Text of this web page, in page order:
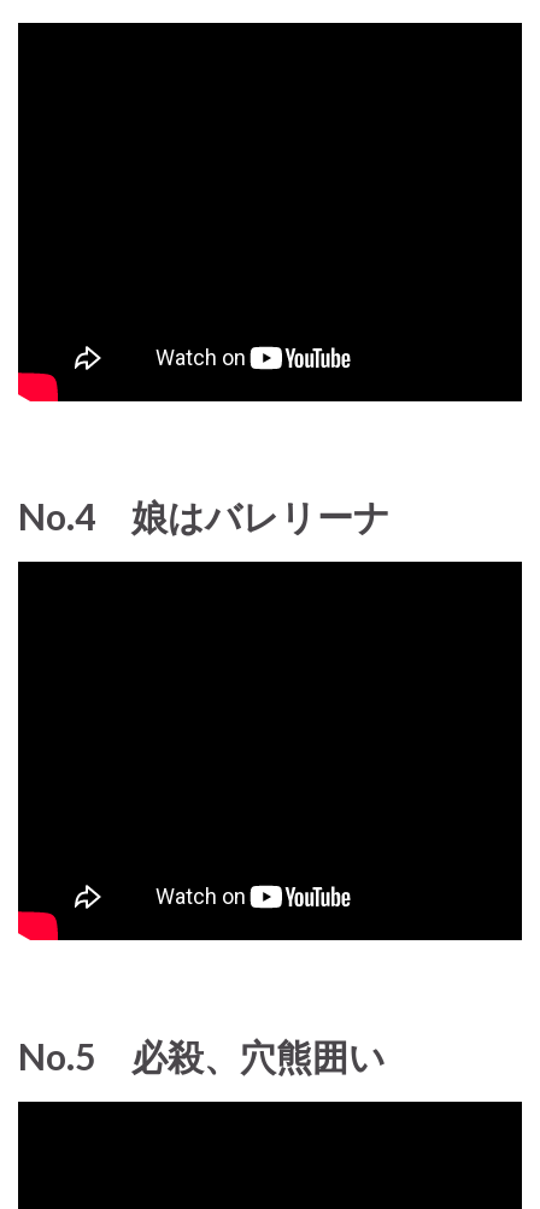
No.4 娘はバレリーナ
No.5 必殺、穴熊囲い